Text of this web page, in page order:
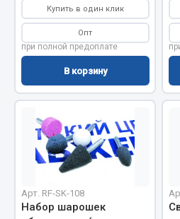
Крепежный инструмент
Режущий инструмент
Силовое оборудование
Слесарный инструмент
Столярный инструмент
Весь раздел
Цепи подъёмные
Купить в один клик
Опт
при полной предоплате
В корзину
Арт. RF-SK-108
Набор шарошек